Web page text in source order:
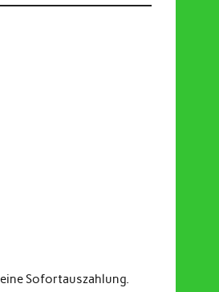
Sofortauszahlung.